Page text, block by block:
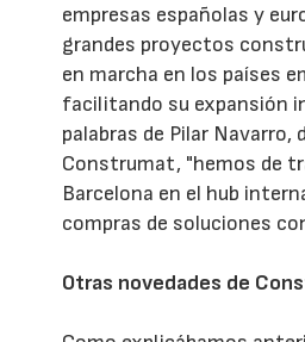
empresas españolas y
grandes proyectos
en marcha en los países
facilitando su expansión
palabras de Pilar Navarro,
Construmat, "hemos de
Barcelona en el hub
compras de soluciones
Otras novedades de